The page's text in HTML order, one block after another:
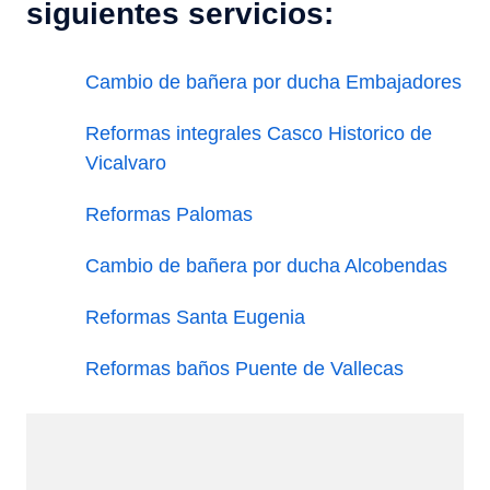
siguientes servicios:
Cambio de bañera por ducha Embajadores
Reformas integrales Casco Historico de
Vicalvaro
Reformas Palomas
Cambio de bañera por ducha Alcobendas
Reformas Santa Eugenia
Reformas baños Puente de Vallecas